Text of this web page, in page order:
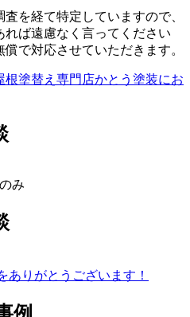
を経て特定していますので、
ば遠慮なく言ってください
で対応させていただきます。
み
例